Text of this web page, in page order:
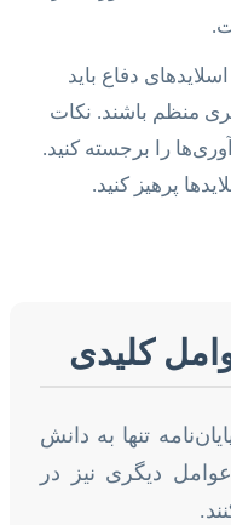
اسلایدهای دفاع باید
منظم باشند. نکات
را برجسته کنید.
پرهیز کنید.
کلیدی
تنها به دانش
دیگری نیز در